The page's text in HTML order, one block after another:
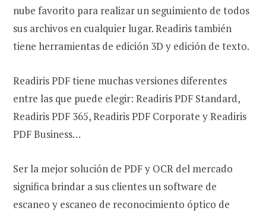
nube favorito para realizar un seguimiento de todos
sus archivos en cualquier lugar. Readiris también
tiene herramientas de edición 3D y edición de texto.
Readiris PDF tiene muchas versiones diferentes
entre las que puede elegir: Readiris PDF Standard,
Readiris PDF 365, Readiris PDF Corporate y Readiris
PDF Business…
Ser la mejor solución de PDF y OCR del mercado
significa brindar a sus clientes un software de
escaneo y escaneo de reconocimiento óptico de